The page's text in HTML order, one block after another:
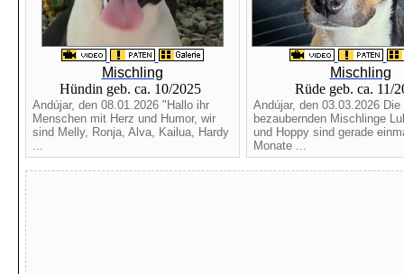
Mischling
Hündin geb. ca. 10/2025
Andújar, den 08.01.2026 "Hallo ihr
Menschen mit Herz und Humor, wir
sind Melly, Ronja, Alva, Kailua, Hardy
...
Mischling
Rüde geb. ca. 11/
Andújar, den 03.03.2026 Die
bezaubernden Mischlinge
und Hoppy sind gerade
Monate ...